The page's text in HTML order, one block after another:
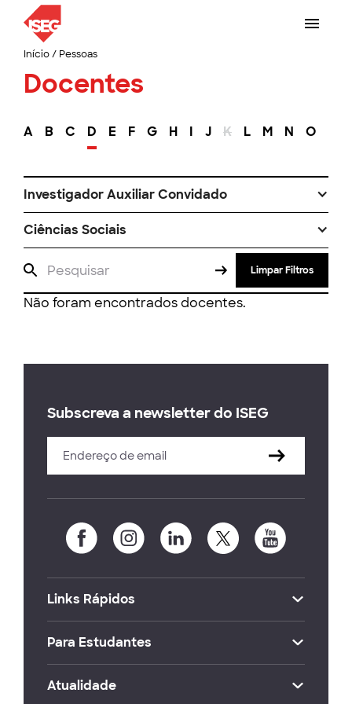
Início/ Pessoas
Docentes
A B C D E F G H I J K L M N O
Investigador Auxiliar Convidado
Ciências Sociais
Limpar Filtros
Não foram encontrados docentes.
Subscreva a newsletter do ISEG
Links Rápidos
Para Estudantes
Atualidade